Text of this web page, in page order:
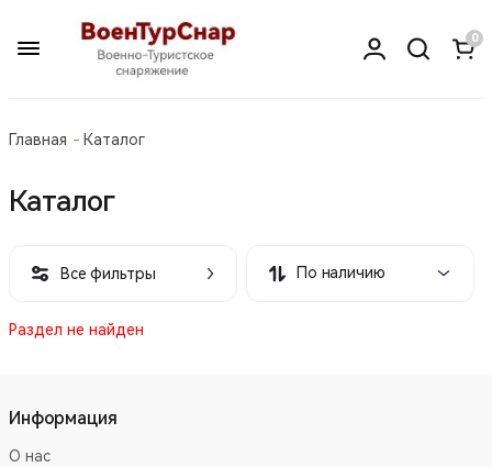
0
Главная Каталог
Каталог
Все фильтры По наличию
Раздел не найден
Информация
О нас